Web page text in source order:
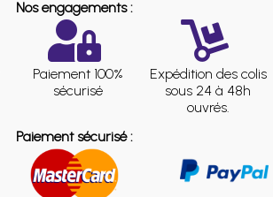
Nos engagements :
Paiement 100%
sécurisé
Expédition des colis
sous 24 à 48h
ouvrés.
Paiement sécurisé :